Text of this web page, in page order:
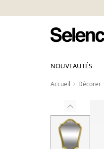
NOUVEAUTÉS
Accueil Décorer